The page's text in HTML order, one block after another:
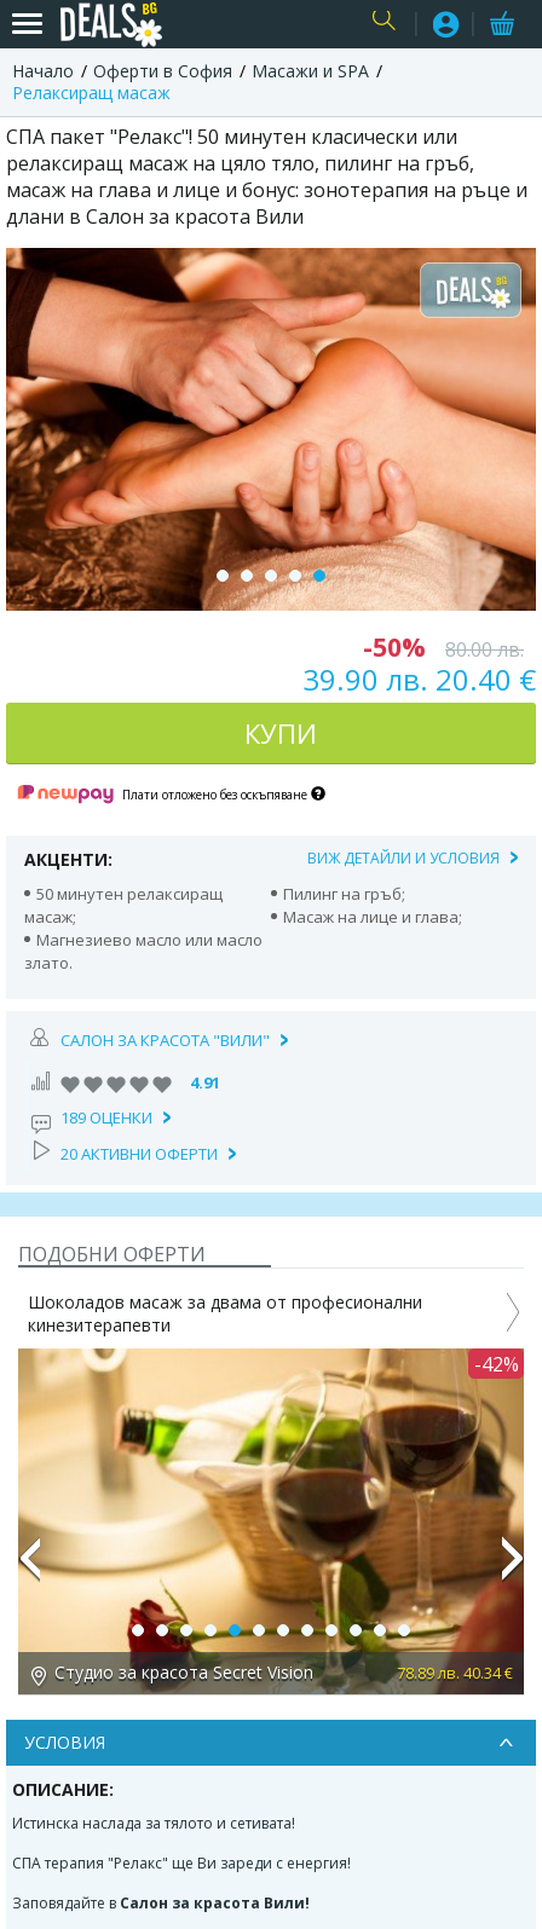
Начало Оферти в София
Масажи и SPA
Релаксиращ масаж
СПА пакет "Релакс"! 50 минутен класически или
релаксиращ масаж на цяло тяло, пилинг на гръб,
масаж на глава и лице и бонус: зонотерапия на ръце и
длани в Салон за красота Вили
-50% 80.00 лв.
39.90 лв. 20.40 €
КУПИ
Плати отложено без оскъпяване
АКЦЕНТИ: ВИЖ ДЕТАЙЛИ И УСЛОВИЯ
50 минутен релаксиращ
масаж;
Пилинг на гръб;
Масаж на лице и глава;
Магнезиево масло или масло
злато.
САЛОН ЗА КРАСОТА "ВИЛИ"
4.91
189 ОЦЕНКИ
20 АКТИВНИ ОФЕРТИ
ПОДОБНИ ОФЕРТИ
Шоколадов масаж за двама от професионални
кинезитерапевти
-42%
Студио за красота Secret Vision 78.89 лв. 40.34 €
Previous Next
УСЛОВИЯ
ОПИСАНИЕ:
Истинска наслада за тялото и сетивата!
СПА терапия "Релакс" ще Ви зареди с енергия!
Заповядайте в Салон за красота Вили!